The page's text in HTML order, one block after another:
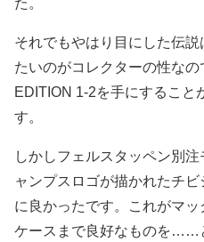
た。
それでもやはり目にした伝
たいのがコレクターの性な
EDITION 1-2を手にすること
す。
しかしフェルスタッペン別
ャンプスロゴが描かれたチ
に良かったです。これがマ
ケースまで良好なものを……